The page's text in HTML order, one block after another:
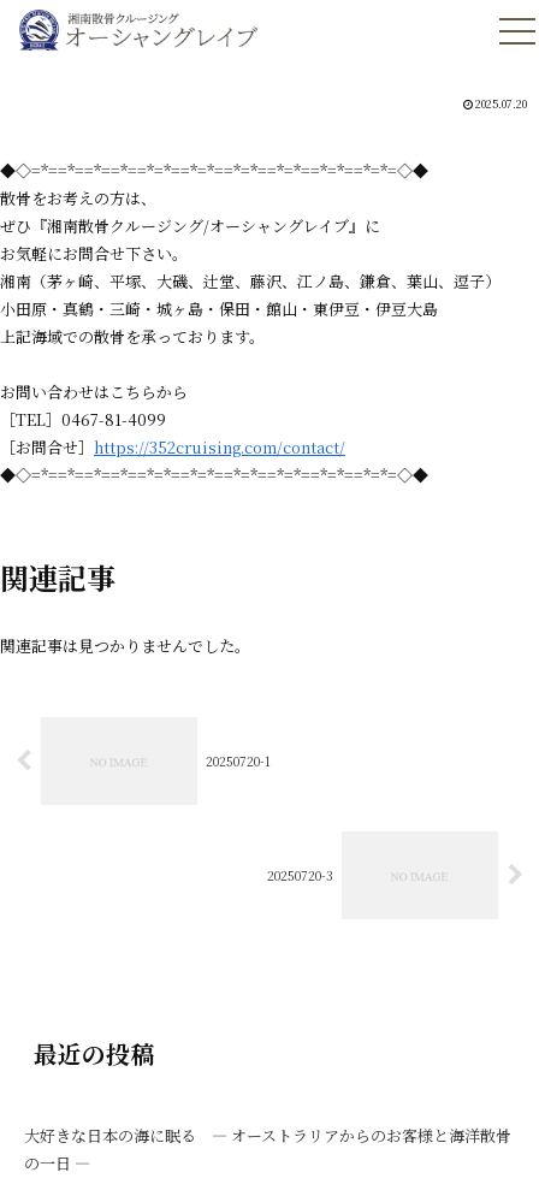
2025.07.20
◆◇=*==*==*==*==*=*==*=*==*=*==*=*==*=*==*=*=◇◆
散骨をお考えの方は、
ぜひ『湘南散骨クルージング/オーシャングレイブ』に
お気軽にお問合せ下さい。
湘南（茅ヶ崎、平塚、大磯、辻堂、藤沢、江ノ島、鎌倉、葉山、逗子）
小田原・真鶴・三崎・城ヶ島・保田・館山・東伊豆・伊豆大島
上記海域での散骨を承っております。
お問い合わせはこちらから
［TEL］0467-81-4099
［お問合せ］ https://352cruising.com/contact/
◆◇=*==*==*==*==*=*==*=*==*=*==*=*==*=*==*=*=◇◆
関連記事
関連記事は見つかりませんでした。
20250720-1
20250720-3
最近の投稿
大好きな日本の海に眠る ― オーストラリアからのお客様と海洋散骨
の一日 ―